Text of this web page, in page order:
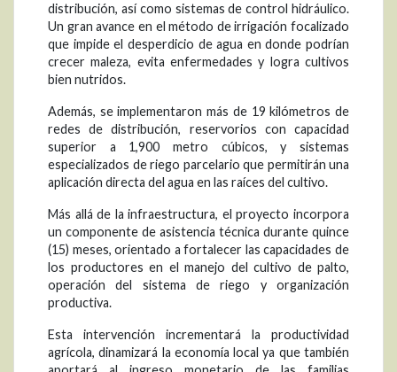
distribución, así como sistemas de control hidráulico.
Un gran avance en el método de irrigación focalizado
que impide el desperdicio de agua en donde podrían
crecer maleza, evita enfermedades y logra cultivos
bien nutridos.
Además, se implementaron más de 19 kilómetros de
redes de distribución, reservorios con capacidad
superior a 1,900 metro cúbicos, y sistemas
especializados de riego parcelario que permitirán una
aplicación directa del agua en las raíces del cultivo.
Más allá de la infraestructura, el proyecto incorpora
un componente de asistencia técnica durante quince
(15) meses, orientado a fortalecer las capacidades de
los productores en el manejo del cultivo de palto,
operación del sistema de riego y organización
productiva.
Esta intervención incrementará la productividad
agrícola, dinamizará la economía local ya que también